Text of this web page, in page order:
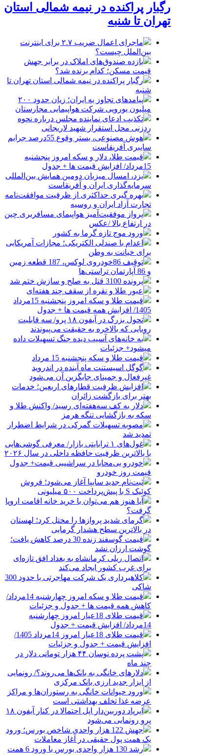
رگبار پراکنده در نیمه شمالی استان
تهران تا شنبه
ماجرای اعمال ضریب ۲.۷ برای اینترنت
بین‌الملل چیست؟
بازده صندوق‌های املاک در برابر جهش
قیمت مسکن؛ کدام برنده شد؟
رگبار پراکنده در نیمه شمالی استان تهران تا
شنبه
پیامدهای تجاوز به ایران؛ زیان حدود ۲۰۰
میلیون یورویی شرکت هواپیمایی مجارستان
تکذیب ادعای نماینده مجلس درباره نحوه
ردزنی محل استقرار شهید لاریجانی
هوش مصنوعی، بستر وقوع 55درصد جرایم
سایبری آفریقاست
قیمت طلا، دلار و سکه امروز پنجشنبه
15مرداد/ افزایش قیمت ها + جدول
یزد، امسال میزبان دومین همایش بین‌المللی
سرمایه‌گذاری ایران و آفریقاست
بهره گیری حداکثری از ظرفیت موافقت‌نامه
تجارت آزاد ایران و روسیه
پرواز موفقیت‌آمیز هواپیمای مسافربری چین
در ارتفاع بالا /عکس
ورود موج تازه گرما به کشور
اعدام با صندلی الکتریکی؛ مجازات آمریکایی
برای خیانت به وطن
توقیف 86خودروی لوکس، 187 قطعه زمین
و 86 آپارتمان تراستی‌ها
پرونده 3100 قتل به صلح و سازش ختم شد
عبور طلا و نقره از سقف چند هفته‌ای
قیمت طلا و سکه امروز پنجشنبه 15مرداد
1405/ افزایش همه قیمت ها + جدول
تحول بزرگ در آیفون ۱۸ پرو/ سه قابلیت
رویایی که بالاخره به حقیقت می‌پیوندند
به خانه‌های آسیب دیده جنگ تسهیلات داده
میشود+ جزئیات
قیمت طلا و سکه پنجشنبه 15 مرداد
گوگل اسیستنت ماه آینده در اندروید
غیرفعال و جمینای جایگزین آن می‌شود
افزایش ظرفیت قطارهای اربعین؛ خدمات
بهتر برای بازگشت زائران
دلار به کف سه‌هفته‌ای رسید/ واکنش طلا و
سکه به بازگشایی تنگه هرمز
مصوبه تسهیلات گمرکی در شرایط اضطرار
تمدید شد
غول‌های ۱ ترابایتی بازار/ معرفی گوشی‌هایی
با بالاترین ظرفیت حافظه داخلی در سال ۲۰۲۶
خودرو بی‌محابا در سراشیبی قیمت+ جدول
قیمت روز خودرو
ثبت‌نام جدید سایپا آغاز می‌شود؛ فروش
کوئیک S با پیش‌پرداخت ۵۰۰ میلیونی
آیا هنوز هم می‌توان با خرید خانه اقامت اروپا
گرفت؟
گرمای شدید پروازها را مختل کرد؛ لهستان
در بالاترین سطح هشدار گرمایی
قیمت گوسفند زنده 30 درصد کاهش یافت؛
گوشت ارزان نشد
اتصال ریلی کرمانشاه به بغداد افق تازه‌ای
برای غرب کشور ایجاد می‌کند
کلاهبرداری یک شرکت مهاجرتی با حدود 300
شاکی
قیمت طلا و سکه امروز چهارشنبه 14مرداد/
کاهش همه قیمت ها + جدول و جزئیات
قیمت طلای 18عیار امروز چهارشنبه
14مرداد/ افزایش قیمت + جدول
قیمت طلای 18عیار امروز 14مرداد 1405/
افزایش قیمت + جدول و جزئیات
پشت پرده نوسان ۴۴ هزار تومانی دلار در
چند ماه
دلارهای خانگی به بانک‌ها می‌روند؟/ رونمایی
از ابزار جدید ارزی بانک مرکزی
ورود حیوانات خانگی به رستوران‌ها و مراکز
عرضه غذا تخلف بهداشتی است
ایرپاد دوربین‌دار اپل احتمالا در کنار آیفون ۱۸
پرو رونمایی می‌شود
جهش 122 هزار واحدی شاخص بورس؛ ورود
یک همت پول حقیقی در آغاز معاملات
رشد 130 هزار واحدی بورس با ورود 6 همت